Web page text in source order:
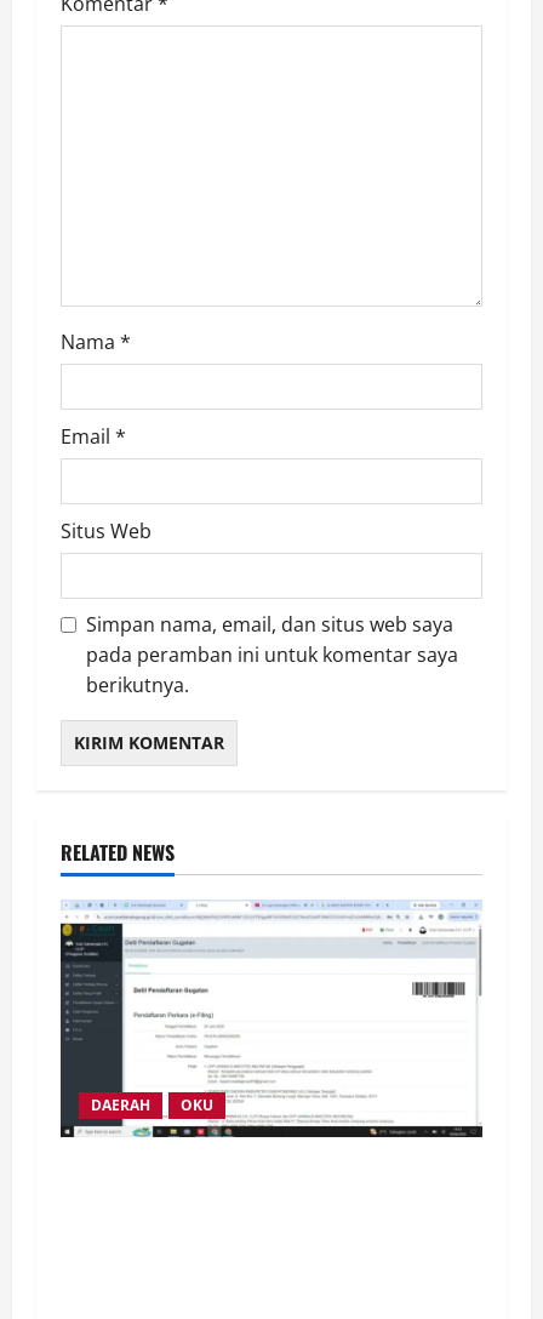
g
Nama *
Email *
Situs Web
Simpan nama, email, dan situs web saya
pada peramban ini untuk komentar saya
berikutnya.
RELATED NEWS
DAERAH OKU